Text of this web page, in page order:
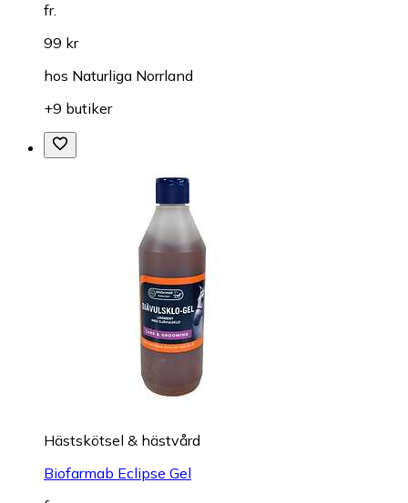
fr.
99 kr
hos Naturliga Norrland
+9 butiker
Hästskötsel & hästvård
Biofarmab Eclipse Gel